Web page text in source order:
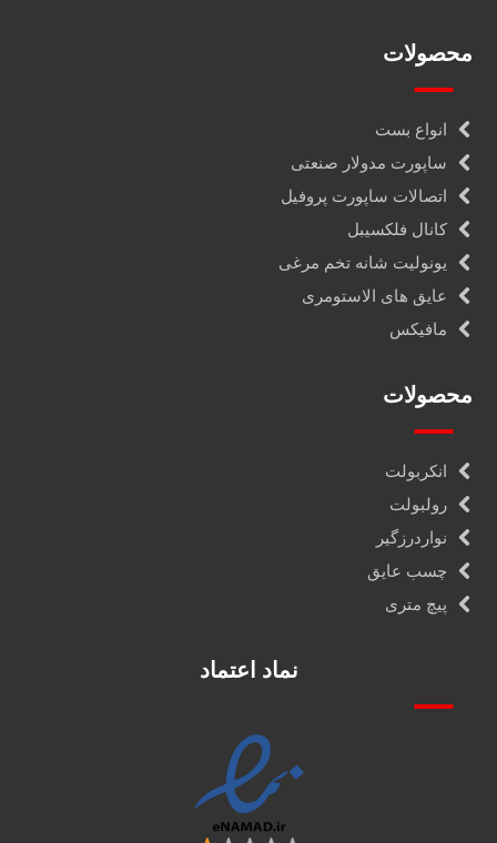
محصولات
انواع بست
ساپورت مدولار صنعتی
اتصالات ساپورت پروفیل
کانال فلکسیبل
یونولیت شانه تخم مرغی
عایق های الاستومری
مافیکس
محصولات
انکربولت
رولبولت
نواردرزگیر
چسب عایق
پیچ متری
نماد اعتماد